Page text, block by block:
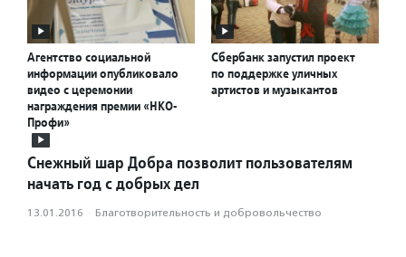
Агентство социальной
информации опубликовало
видео с церемонии
награждения премии «НКО-
Профи»
Сбербанк запустил проект
по поддержке уличных
артистов и музыкантов
Снежный шар Добра позволит пользователям
начать год с добрых дел
13.01.2016 · Благотвори­тель­ность и доброволь­чест­во